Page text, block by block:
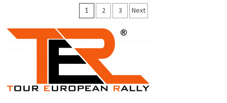
Ziņu
numerācija
pēc
lappusēm
1 2 3 Next